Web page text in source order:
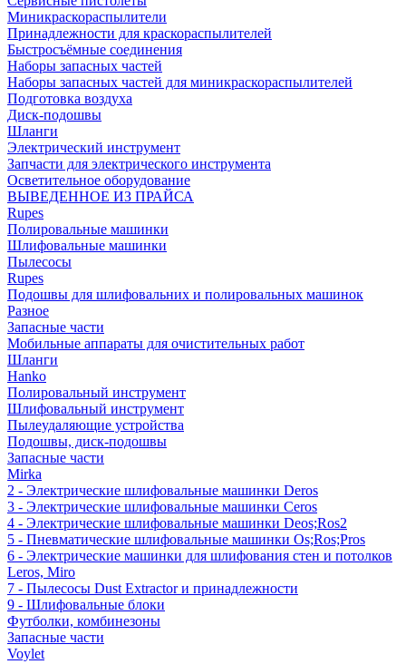
Миникраскораспылители
Принадлежности для краскораспылителей
Быстросъёмные соединения
Наборы запасных частей
Наборы запасных частей для миникраскораспылителей
Подготовка воздуха
Диск-подошвы
Шланги
Электрический инструмент
Запчасти для электрического инструмента
Осветительное оборудование
ВЫВЕДЕННОЕ ИЗ ПРАЙСА
Rupes
Полировальные машинки
Шлифовальные машинки
Пылесосы
Rupes
Подошвы для шлифовальних и полировальных машинок
Разное
Запасные части
Мобильные аппараты для очистительных работ
Шланги
Hanko
Полировальный инструмент
Шлифовальный инструмент
Пылеудаляющие устройства
Подошвы, диск-подошвы
Запасные части
Mirka
2 - Электрические шлифовальные машинки Deros
3 - Электрические шлифовальные машинки Ceros
4 - Электрические шлифовальные машинки Deos;Ros2
5 - Пневматические шлифовальные машинки Os;Ros;Pros
6 - Электрические машинки для шлифования стен и потолков
Leros, Miro
7 - Пылесосы Dust Extractor и принадлежности
9 - Шлифовальные блоки
Футболки, комбинезоны
Запасные части
Voylet